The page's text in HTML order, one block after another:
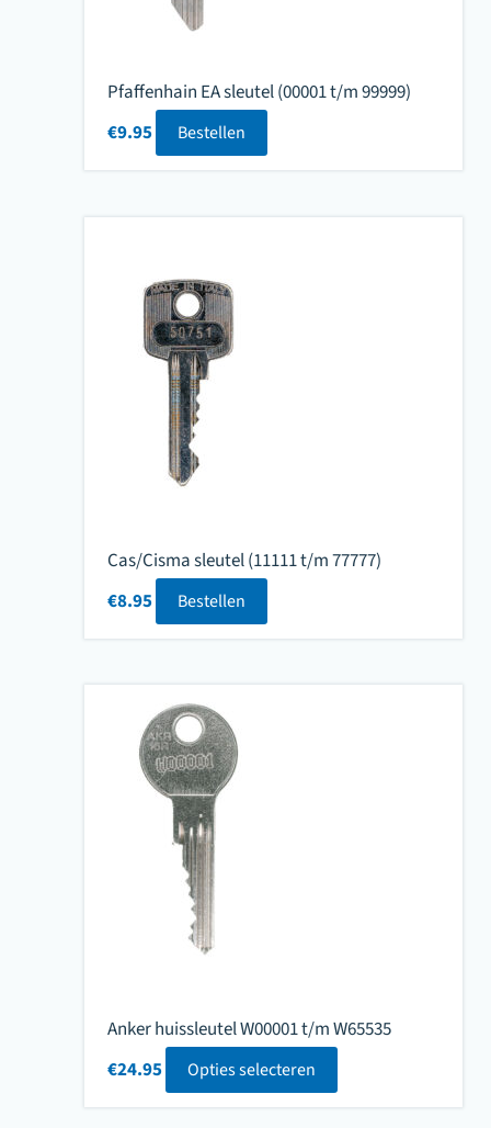
Pfaffenhain EA sleutel (00001 t/m 99999)
€9.95 Bestellen
Cas/Cisma sleutel (11111 t/m 77777)
€8.95 Bestellen
Anker huissleutel W00001 t/m W65535
€24.95 Opties selecteren